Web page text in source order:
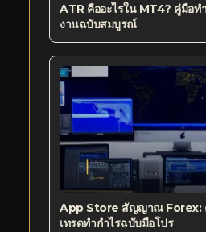
ATR คืออะไรใน MT4? คู่มือท
งานฉบับสมบูรณ์
App Store สัญญาณ Forex:
เทรดทำกำไรฉบับมือโปร